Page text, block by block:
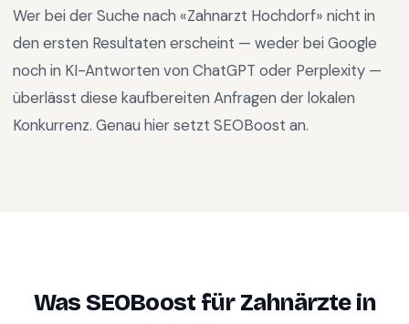
Wer bei der Suche nach «Zahnarzt Hochdorf» nicht in
den ersten Resultaten erscheint — weder bei Google
noch in KI-Antworten von ChatGPT oder Perplexity —
überlässt diese kaufbereiten Anfragen der lokalen
Konkurrenz. Genau hier setzt SEOBoost an.
Was SEOBoost fürZahnärztein